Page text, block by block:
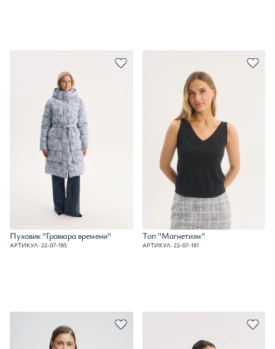
Пуховик "Гравюра времени"
АРТИКУЛ: 22-07-185
Топ "Магнетизм"
АРТИКУЛ: 22-07-181